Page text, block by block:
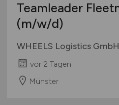
Teamleader
(m/w/d)
WHEELS Logistics
vor 2 Tagen
Münster